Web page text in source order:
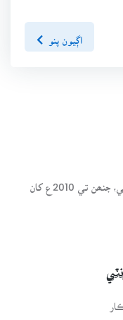
اڳيون پنو
سنڌسلامت ڪتاب گهر ھڪ آن لائين لائبريري آھي، جنھن تي 2010ع کان